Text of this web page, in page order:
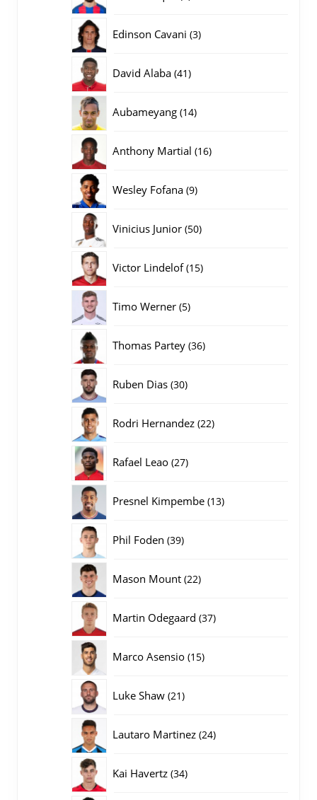
Edinson Cavani 33
David Alaba 4141
Aubameyang 1414
Anthony Martial 1616
Wesley Fofana 99
Vinicius Junior 5050
Victor Lindelof 1515
Timo Werner 55
Thomas Partey 3636
Ruben Dias 3030
Rodri Hernandez 2222
Rafael Leao 2727
Presnel Kimpembe 1313
Phil Foden 3939
Mason Mount 2222
Martin Odegaard 3737
Marco Asensio 1515
Luke Shaw 2121
Lautaro Martinez 2424
Kai Havertz 3434